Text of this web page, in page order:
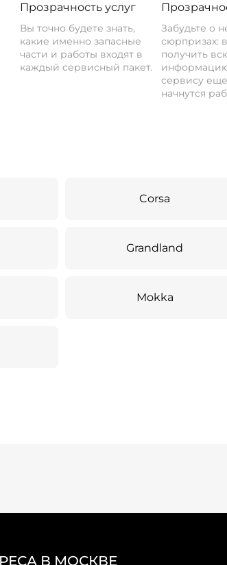
Прозрачность услуг
Вы точно будете знать,
какие именно запасные
части и работы входят в
каждый сервисный пакет.
Забудьте о
сюрпризах:
получить
сервису еще
начнутся
Corsa
Grandland
Mokka
В МОСКВЕ